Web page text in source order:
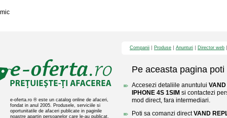
mic
e-oferta.ro ® este un catalog online de afaceri,
fondat in anul 2005. Produsele, serviciile si
oportunitatile de afaceri publicate in paginile
noastre apartin persoanelor care le-au publicat.
Companii Produse Anunturi Director web
Pe aceasta pagina poti
Accesezi detaliile anuntului
IPHONE 4S 1SIM si contactezi
mod direct, fara intermediari.
Poti sa comanzi directVAND